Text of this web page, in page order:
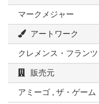
マークメジャー
アートワーク
クレメンス・フランツ
販売元
アミーゴ , ザ・ゲーム